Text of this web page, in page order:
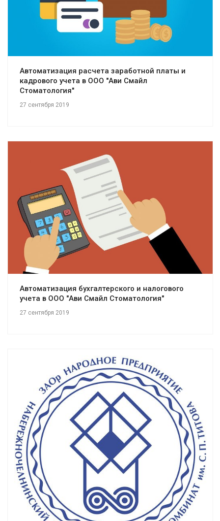
Автоматизация расчета заработной платы и
кадрового учета в ООО "Ави Смайл
Стоматология"
27 сентября 2019
Смотреть проект
Автоматизация бухгалтерского и налогового
учета в ООО "Ави Смайл Стоматология"
27 сентября 2019
Смотреть проект